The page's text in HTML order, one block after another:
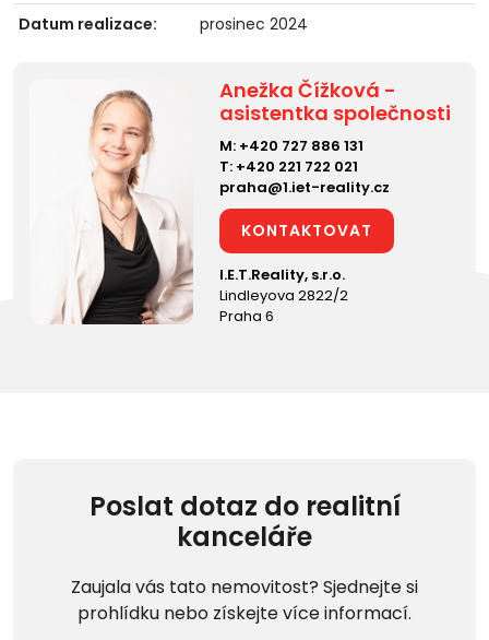
Datum realizace:
prosinec 2024
Anežka Čížková -
asistentka společnosti
M: +420 727 886 131
T: +420 221 722 021
praha@1.iet-reality.cz
KONTAKTOVAT
I.E.T.Reality, s.r.o.
Lindleyova 2822/2
Praha 6
Poslat dotaz do realitní
kanceláře
Zaujala vás tato nemovitost? Sjednejte si
prohlídku nebo získejte více informací.